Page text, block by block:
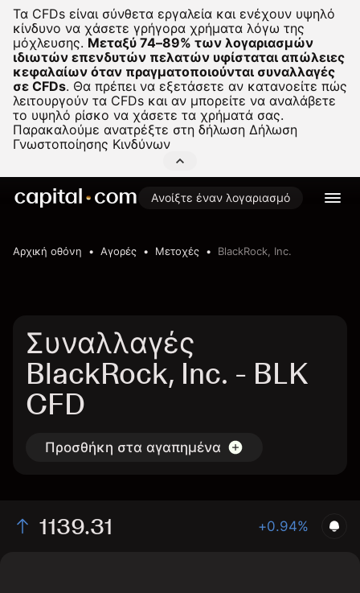
Τα CFDs είναι σύνθετα εργαλεία και ενέχουν υψηλό
κίνδυνο να χάσετε γρήγορα χρήματα λόγω της
μόχλευσης. Μεταξύ 74–89% των λογαριασμών
ιδιωτών επενδυτών πελατών υφίσταται απώλειες
κεφαλαίων όταν πραγματοποιούνται συναλλαγές
σε CFDs. Θα πρέπει να εξετάσετε αν κατανοείτε πώς
λειτουργούν τα CFDs και αν μπορείτε να αναλάβετε
το υψηλό ρίσκο να χάσετε τα χρήματά σας.
Παρακαλούμε ανατρέξτε στη δήλωση Δήλωση
Γνωστοποίησης Κινδύνων
Ανοίξτε έναν λογαριασμό
Αρχική οθόνη Αγορές Μετοχές BlackRock, Inc.
Συναλλαγές
BlackRock, Inc. - BLK
CFD
Προσθήκη στα αγαπημένα
1139.31 +0.94%